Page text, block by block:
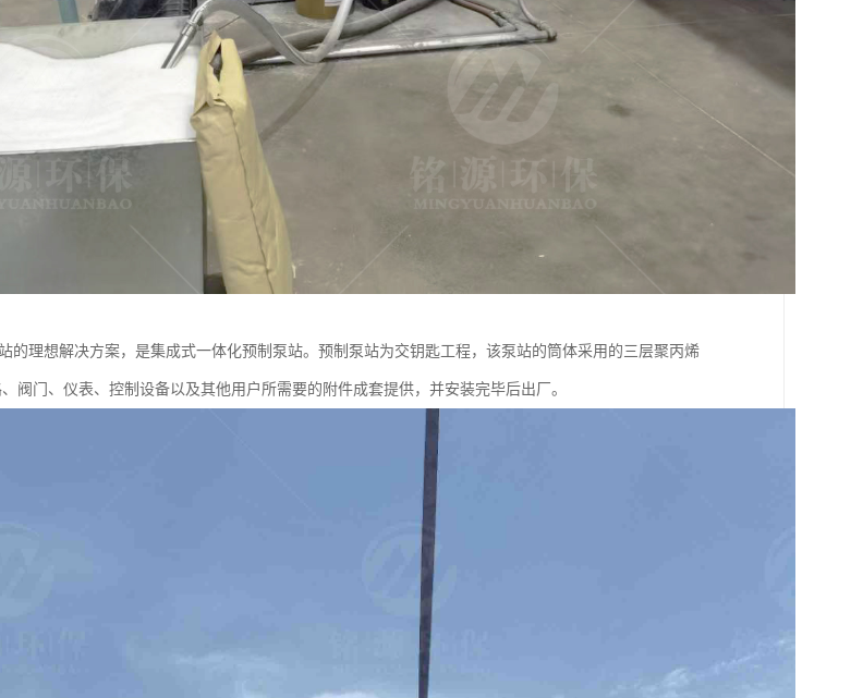
的理想解决方案，是集成式一体化预制泵站。预制泵站为交钥匙工程，该泵站的筒体采用的三层聚丙烯
阀门、仪表、控制设备以及其他用户所需要的附件成套提供，并安装完毕后出厂。